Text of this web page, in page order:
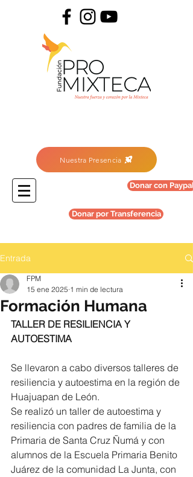
Nuestra Presencia
Donar con Paypal
Donar por Transferencia
Entrada
Formación Humana
FPM
15 ene 2025 1 min de lectura
TALLER DE RESILIENCIA Y
AUTOESTIMA
Se llevaron a cabo diversos talleres de
resiliencia y autoestima en la región de
Huajuapan de León.
Se realizó un taller de autoestima y
resiliencia con padres de familia de la
Primaria de Santa Cruz Ñumá y con
alumnos de la Escuela Primaria Benito
Juárez de la comunidad La Junta, con